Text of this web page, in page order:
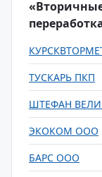
ТУСКАРЬ ПКП
ШТЕФАН
ЭКОКОМ ООО
БАРС ООО